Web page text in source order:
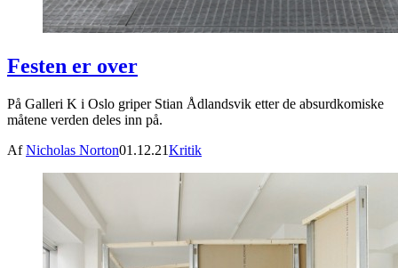
Festen er over
På Galleri K i Oslo griper Stian Ådlandsvik etter de absurdkomiske
måtene verden deles inn på.
AfNicholas Norton01.12.21Kritik